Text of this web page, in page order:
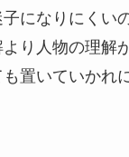
になりにくい
り人物の理解
置いていかれ